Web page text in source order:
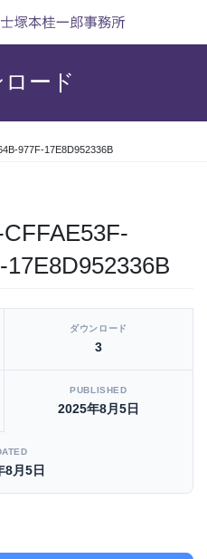
ード
977F-17E8D952336B
ダウンロード
3
PUBLISHED
2025年8月5日
8月5日